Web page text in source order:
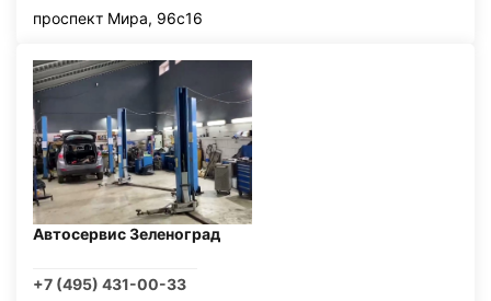
проспект Мира, 96с16
Автосервис Зеленоград
+7 (495) 431-00-33